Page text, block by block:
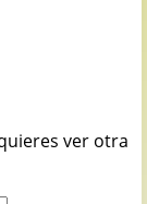
ver otra